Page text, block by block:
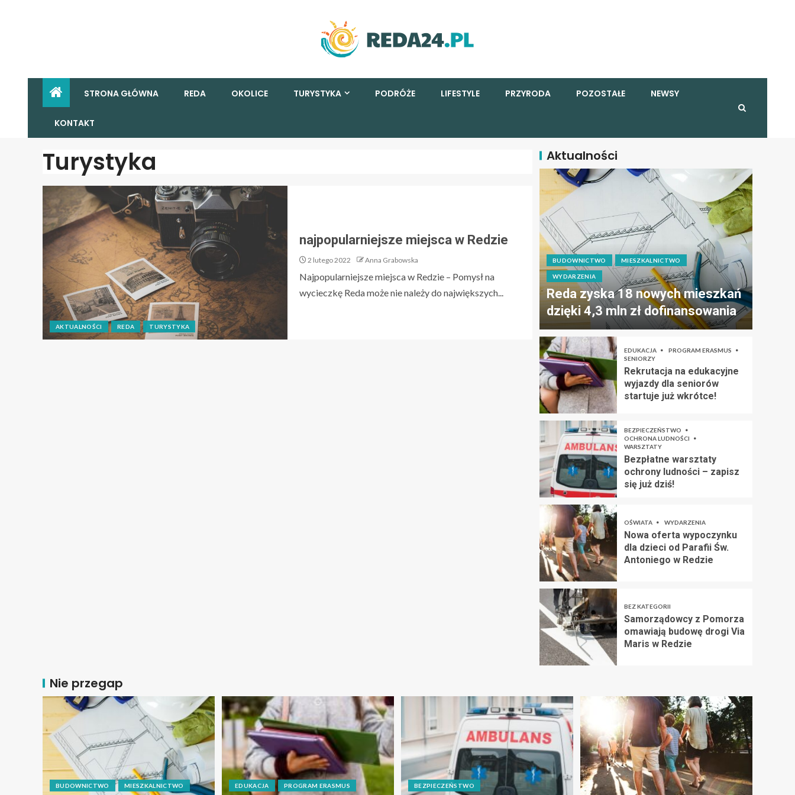
STRONA GŁÓWNA REDA OKOLICE TURYSTYKA PODRÓŻE LIFESTYLE PRZYRODA POZOSTAŁE NEWSY
KONTAKT
Turystyka
AKTUALNOŚCI REDA TURYSTYKA
najpopularniejsze miejsca w Redzie
2 lutego 2022 Anna Grabowska
Najpopularniejsze miejsca w Redzie – Pomysł na
wycieczkę Reda może nie należy do największych...
Aktualności
BUDOWNICTWO MIESZKALNICTWO
WYDARZENIA
Reda zyska 18 nowych mieszkań
dzięki 4,3 mln zł dofinansowania
EDUKACJA
PROGRAM ERASMUS
SENIORZY
Rekrutacja na edukacyjne
wyjazdy dla seniorów
startuje już wkrótce!
BEZPIECZEŃSTWO
OCHRONA LUDNOŚCI
WARSZTATY
Bezpłatne warsztaty
ochrony ludności – zapisz
się już dziś!
OŚWIATA WYDARZENIA
Nowa oferta wypoczynku
dla dzieci od Parafii Św.
Antoniego w Redzie
BEZ KATEGORII
Samorządowcy z Pomorza
omawiają budowę drogi Via
Maris w Redzie
Nie przegap
BUDOWNICTWO MIESZKALNICTWO EDUKACJA PROGRAM ERASMUS BEZPIECZEŃSTWO